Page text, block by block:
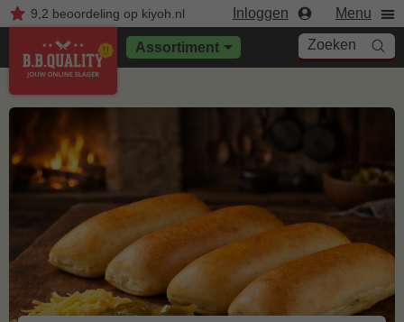
9,2 beoordelingop kiyoh.nl Inloggen Menu
Assortiment Zoeken